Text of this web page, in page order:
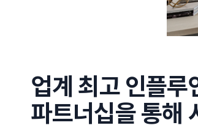
업계 최고 인플루
파트너십을 통해